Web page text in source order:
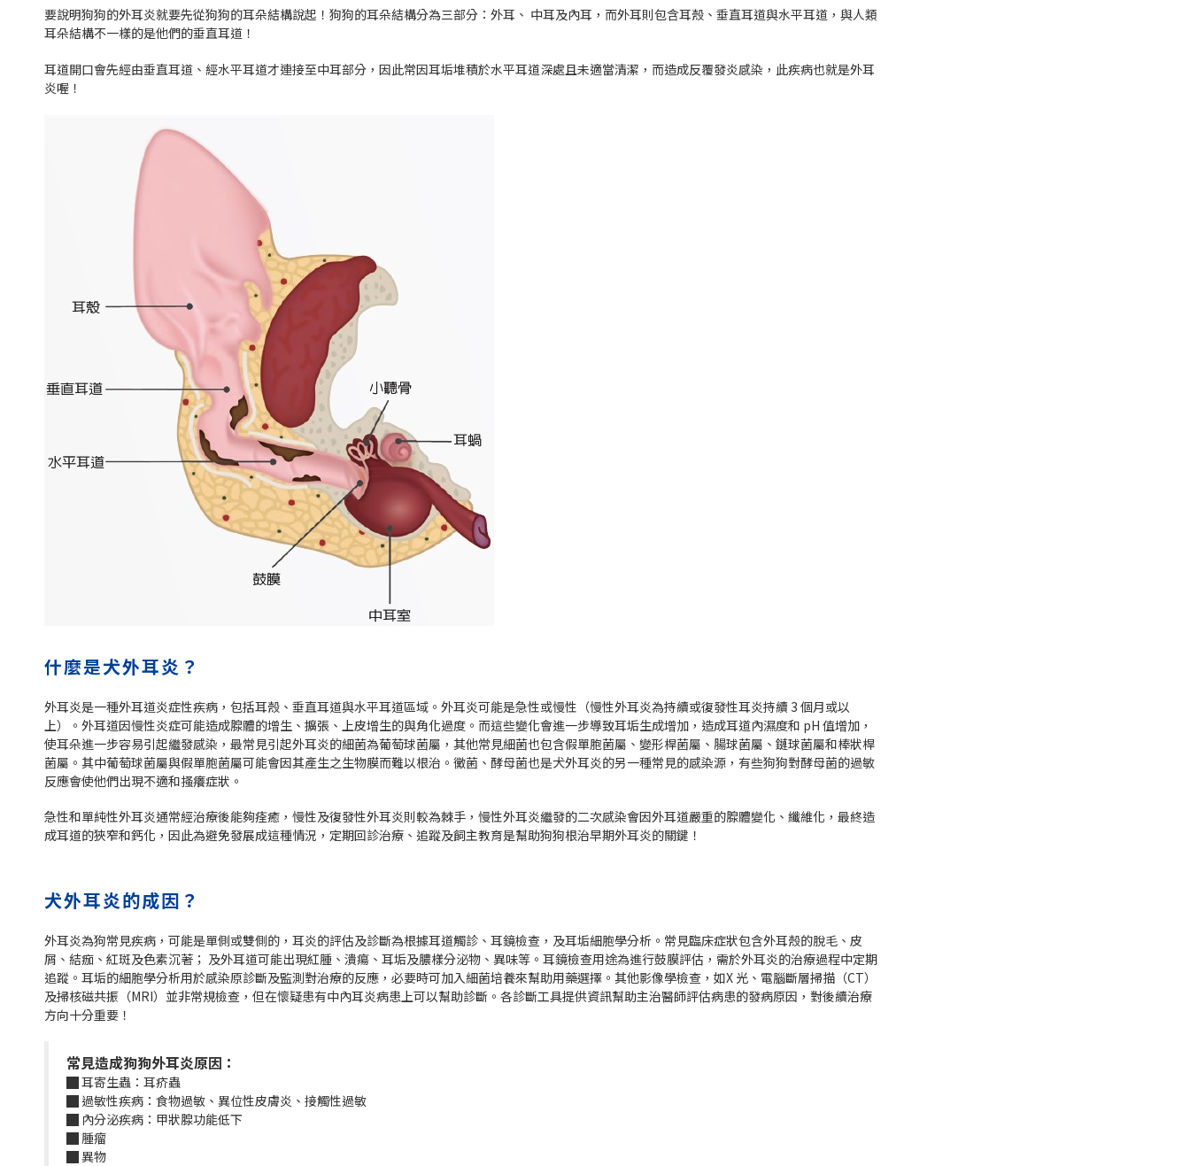
要說明狗狗的外耳炎就要先從狗狗的耳朵結構說起！狗狗的耳朵結構分為三部分：外耳、 中耳及內耳，而外耳則包含耳殼、垂直耳道與水平耳道，與人類
耳朵結構不一樣的是他們的垂直耳道！
耳道開口會先經由垂直耳道、經水平耳道才連接至中耳部分，因此常因耳垢堆積於水平耳道深處且未適當清潔，而造成反覆發炎感染，此疾病也就是外耳
炎喔！
什麼是犬外耳炎？
外耳炎是一種外耳道炎症性疾病，包括耳殼、垂直耳道與水平耳道區域。外耳炎可能是急性或慢性（慢性外耳炎為持續或復發性耳炎持續 3 個月或以
上）。外耳道因慢性炎症可能造成腺體的增生、擴張、上皮增生的與角化過度。而這些變化會進一步導致耳垢生成增加，造成耳道內濕度和 pH 值增加，
使耳朵進一步容易引起繼發感染，最常見引起外耳炎的細菌為葡萄球菌屬，其他常見細菌也包含假單胞菌屬、變形桿菌屬、腸球菌屬、鏈球菌屬和棒狀桿
菌屬。其中葡萄球菌屬與假單胞菌屬可能會因其產生之生物膜而難以根治。黴菌、酵母菌也是犬外耳炎的另一種常見的感染源，有些狗狗對酵母菌的過敏
反應會使他們出現不適和搔癢症狀。
急性和單純性外耳炎通常經治療後能夠痊癒，慢性及復發性外耳炎則較為棘手，慢性外耳炎繼發的二次感染會因外耳道嚴重的腺體變化、纖維化，最終造
成耳道的狹窄和鈣化，因此為避免發展成這種情況，定期回診治療、追蹤及飼主教育是幫助狗狗根治早期外耳炎的關鍵！
犬外耳炎的成因？
外耳炎為狗常見疾病，可能是單側或雙側的，耳炎的評估及診斷為根據耳道觸診、耳鏡檢查，及耳垢細胞學分析。常見臨床症狀包含外耳殼的脫毛、皮
屑、結痂、紅斑及色素沉著； 及外耳道可能出現紅腫、潰瘍、耳垢及膿樣分泌物、異味等。耳鏡檢查用途為進行鼓膜評估，需於外耳炎的治療過程中定期
追蹤。耳垢的細胞學分析用於感染原診斷及監測對治療的反應，必要時可加入細菌培養來幫助用藥選擇。其他影像學檢查，如X 光、電腦斷層掃描（CT）
及掃核磁共振（MRI）並非常規檢查，但在懷疑患有中內耳炎病患上可以幫助診斷。各診斷工具提供資訊幫助主治醫師評估病患的發病原因，對後續治療
方向十分重要！
常見造成狗狗外耳炎原因：
█ 耳寄生蟲：耳疥蟲
█ 過敏性疾病：食物過敏、異位性皮膚炎、接觸性過敏
█ 內分泌疾病：甲狀腺功能低下
█ 腫瘤
█ 異物